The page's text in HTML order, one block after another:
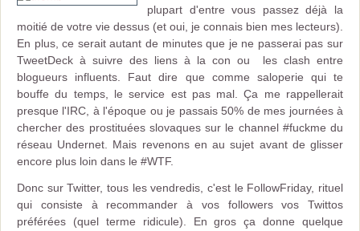
plupart d'entre vous passez déjà la
moitié de votre vie dessus (et oui, je connais bien mes lecteurs).
En plus, ce serait autant de minutes que je ne passerai pas sur
TweetDeck à suivre des liens à la con ou les clash entre
blogueurs influents. Faut dire que comme saloperie qui te
bouffe du temps, le service est pas mal. Ça me rappellerait
presque l'IRC, à l'époque ou je passais 50% de mes journées à
chercher des prostituées slovaques sur le channel #fuckme du
réseau Undernet. Mais revenons en au sujet avant de glisser
encore plus loin dans le #WTF.
Donc sur Twitter, tous les vendredis, c'est le FollowFriday, rituel
qui consiste à recommander à vos followers vos Twittos
préférées (quel terme ridicule). En gros ça donne quelque